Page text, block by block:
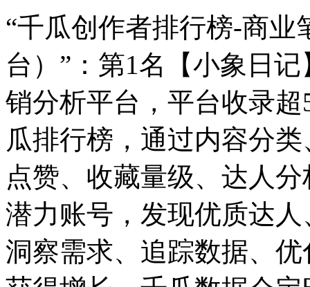
“千瓜创作者排行榜-商
台）”：第1名【小象日
销分析平台，平台收录
瓜排行榜，通过内容分
点赞、收藏量级、达人
潜力账号，发现优质达
洞察需求、追踪数据、